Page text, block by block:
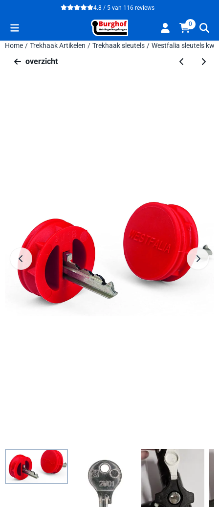
Cookievoorkeuren zijn beschikbaar. Kies instellingen of sta alle
4.8 / 5 van 116 reviews
0
Home / Trekhaak Artikelen / Trekhaak sleutels / Westfalia sleutels
overzicht